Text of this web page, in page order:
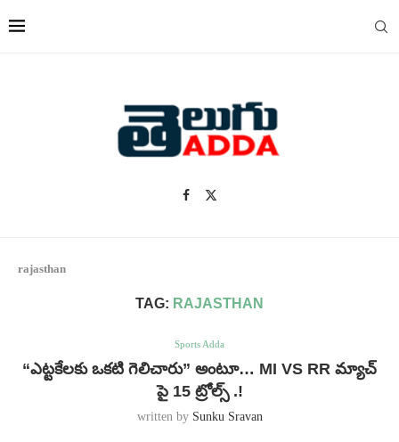
rajasthan
TAG: RAJASTHAN
Sports Adda
“ఎట్టకేలకు ఒకటి గెలిచారు” అంటూ… MI VS RR మ్యాచ్
పై 15 ట్రోల్స్ .!
written by Sunku Sravan